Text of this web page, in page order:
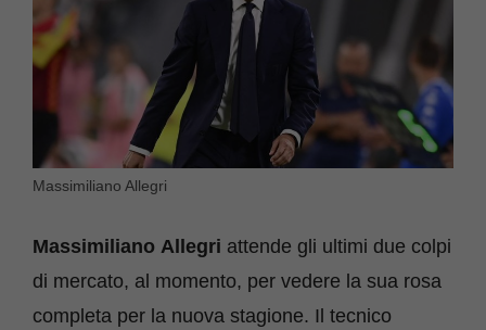
Massimiliano Allegri
Massimiliano Allegri attende gli ultimi due colpi
di mercato, al momento, per vedere la sua rosa
completa per la nuova stagione. Il tecnico